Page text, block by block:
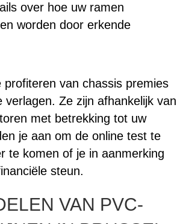
over hoe uw ramen
worden door erkende
profiteren van chassis premies
verlagen. Ze zijn afhankelijk van
met betrekking tot uw
je aan om de online test te
te komen of je in aanmerking
steun.
VAN PVC-